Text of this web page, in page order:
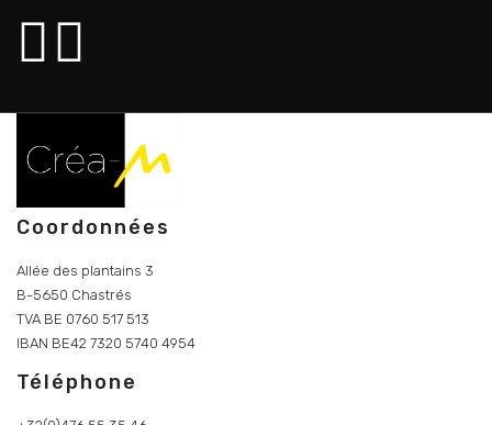
Coordonnées
Allée des plantains 3
B-5650 Chastrés
TVA BE 0760 517 513
IBAN BE42 7320 5740 4954
Téléphone